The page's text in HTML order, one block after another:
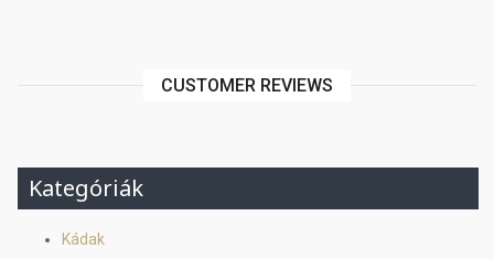
CUSTOMER REVIEWS
Kategóriák
Kádak